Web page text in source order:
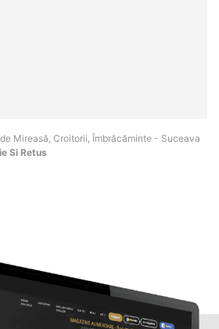
Mireasă, Croitorii, Îmbrăcăminte - Suceava
Si Retus